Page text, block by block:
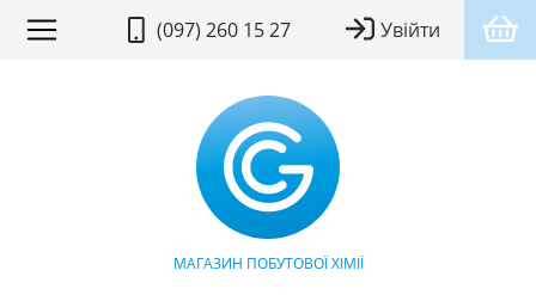
(097) 260 15 27 Увійти
МАГАЗИН ПОБУТОВОЇ ХІМІЇ